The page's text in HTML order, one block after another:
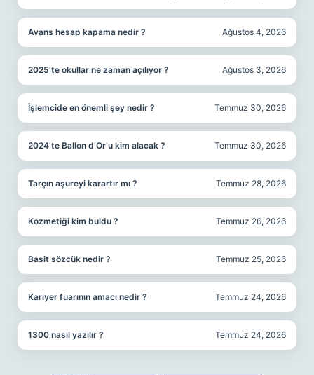
Avans hesap kapama nedir ? Ağustos 4, 2026
2025’te okullar ne zaman açılıyor ? Ağustos 3, 2026
İşlemcide en önemli şey nedir ? Temmuz 30, 2026
2024’te Ballon d’Or’u kim alacak ? Temmuz 30, 2026
Tarçın aşureyi karartır mı ? Temmuz 28, 2026
Kozmetiği kim buldu ? Temmuz 26, 2026
Basit sözcük nedir ? Temmuz 25, 2026
Kariyer fuarının amacı nedir ? Temmuz 24, 2026
1300 nasıl yazılır ? Temmuz 24, 2026